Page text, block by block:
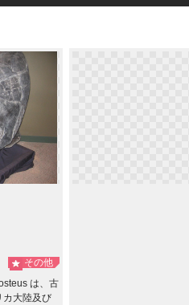
その他
は、古
カ大陸及び